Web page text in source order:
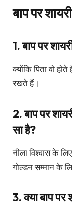
बाप पर
1. बाप पर
क्योंकि पिता वो
रखते हैं।
2. बाप पर
सा है?
नीला विश्वास के
गोल्डन सम्मान के
3. क्या बाप पर